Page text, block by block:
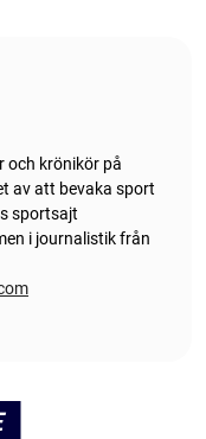
och krönikör på
av att bevaka sport
sportsajt
i journalistik från